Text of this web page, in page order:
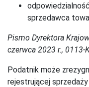
sprzedawca
Pismo Dyrektora
czerwca 2023 r., 0113-
Podatnik może
rejestrującej